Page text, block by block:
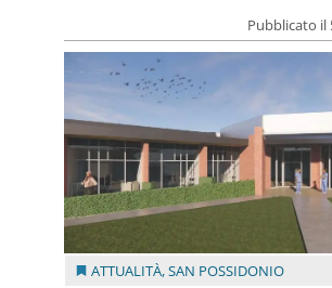
Pubblicato il
ATTUALITÀ,SAN POSSIDONIO